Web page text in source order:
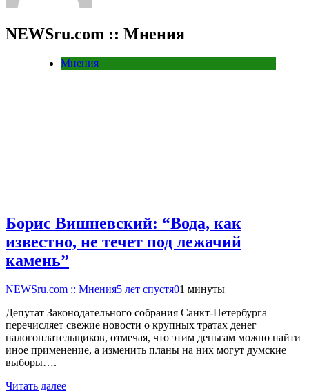
NEWSru.com :: Мнения
Мнения
Борис Вишневский: “Вода, как
известно, не течет под лежачий
камень”
NEWSru.com :: Мнения5 лет спустя01 минуты
Депутат Законодательного собрания Санкт-Петербурга
перечисляет свежие новости о крупных тратах денег
налогоплательщиков, отмечая, что этим деньгам можно найти
иное применение, а изменить планы на них могут думские
выборы….
Читать далее